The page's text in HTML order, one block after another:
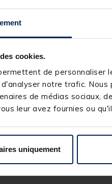
cookies.
de
notre trafic.
de médias sociaux,
leur avez fournies ou
uniquement